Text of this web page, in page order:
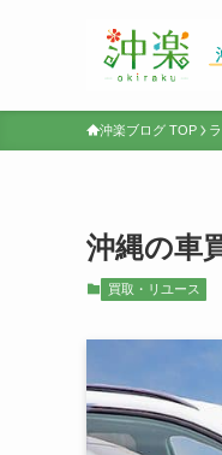
沖楽ブログ TOP
沖縄の車
買取・リユース